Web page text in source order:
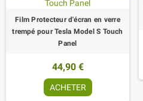
Film Protecteur d'écran en verre
trempé pour Tesla Model S Touch
Panel
44,90 €
ACHETER